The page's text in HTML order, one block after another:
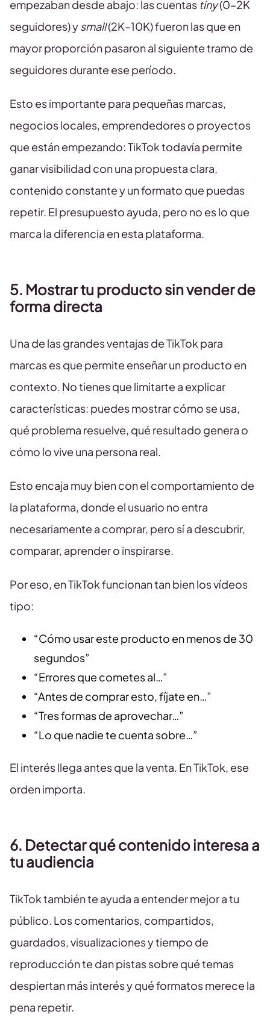
empezaban desde abajo: las cuentas tiny(0–2K
seguidores) ysmall(2K–10K) fueron las que en
mayor proporción pasaron al siguiente tramo de
seguidores durante ese período.
Esto es importante para pequeñas marcas,
negocios locales, emprendedores o proyectos
que están empezando: TikTok todavía permite
ganar visibilidad con una propuesta clara,
contenido constante y un formato que puedas
repetir. El presupuesto ayuda, pero no es lo que
marca la diferencia en esta plataforma.
5. Mostrar tu producto sin vender de
forma directa
Una de las grandes ventajas de TikTok para
marcas es que permite enseñar un producto en
contexto. No tienes que limitarte a explicar
características: puedes mostrar cómo se usa,
qué problema resuelve, qué resultado genera o
cómo lo vive una persona real.
Esto encaja muy bien con el comportamiento de
la plataforma, donde el usuario no entra
necesariamente a comprar, pero sí a descubrir,
comparar, aprender o inspirarse.
Por eso, en TikTok funcionan tan bien los vídeos
tipo:
“Cómo usar este producto en menos de 30
segundos”
“Errores que cometes al…”
“Antes de comprar esto, fíjate en…”
“Tres formas de aprovechar…”
“Lo que nadie te cuenta sobre…”
El interés llega antes que la venta. En TikTok, ese
orden importa.
6. Detectar qué contenido interesa a
tu audiencia
TikTok también te ayuda a entender mejor a tu
público. Los comentarios, compartidos,
guardados, visualizaciones y tiempo de
reproducción te dan pistas sobre qué temas
despiertan más interés y qué formatos merece la
pena repetir.